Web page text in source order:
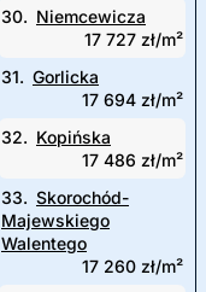
30. Niemcewicza
17 727 zł/m²
31. Gorlicka
17 694 zł/m²
32. Kopińska
17 486 zł/m²
33. Skorochód-
Majewskiego
Walentego
17 260 zł/m²